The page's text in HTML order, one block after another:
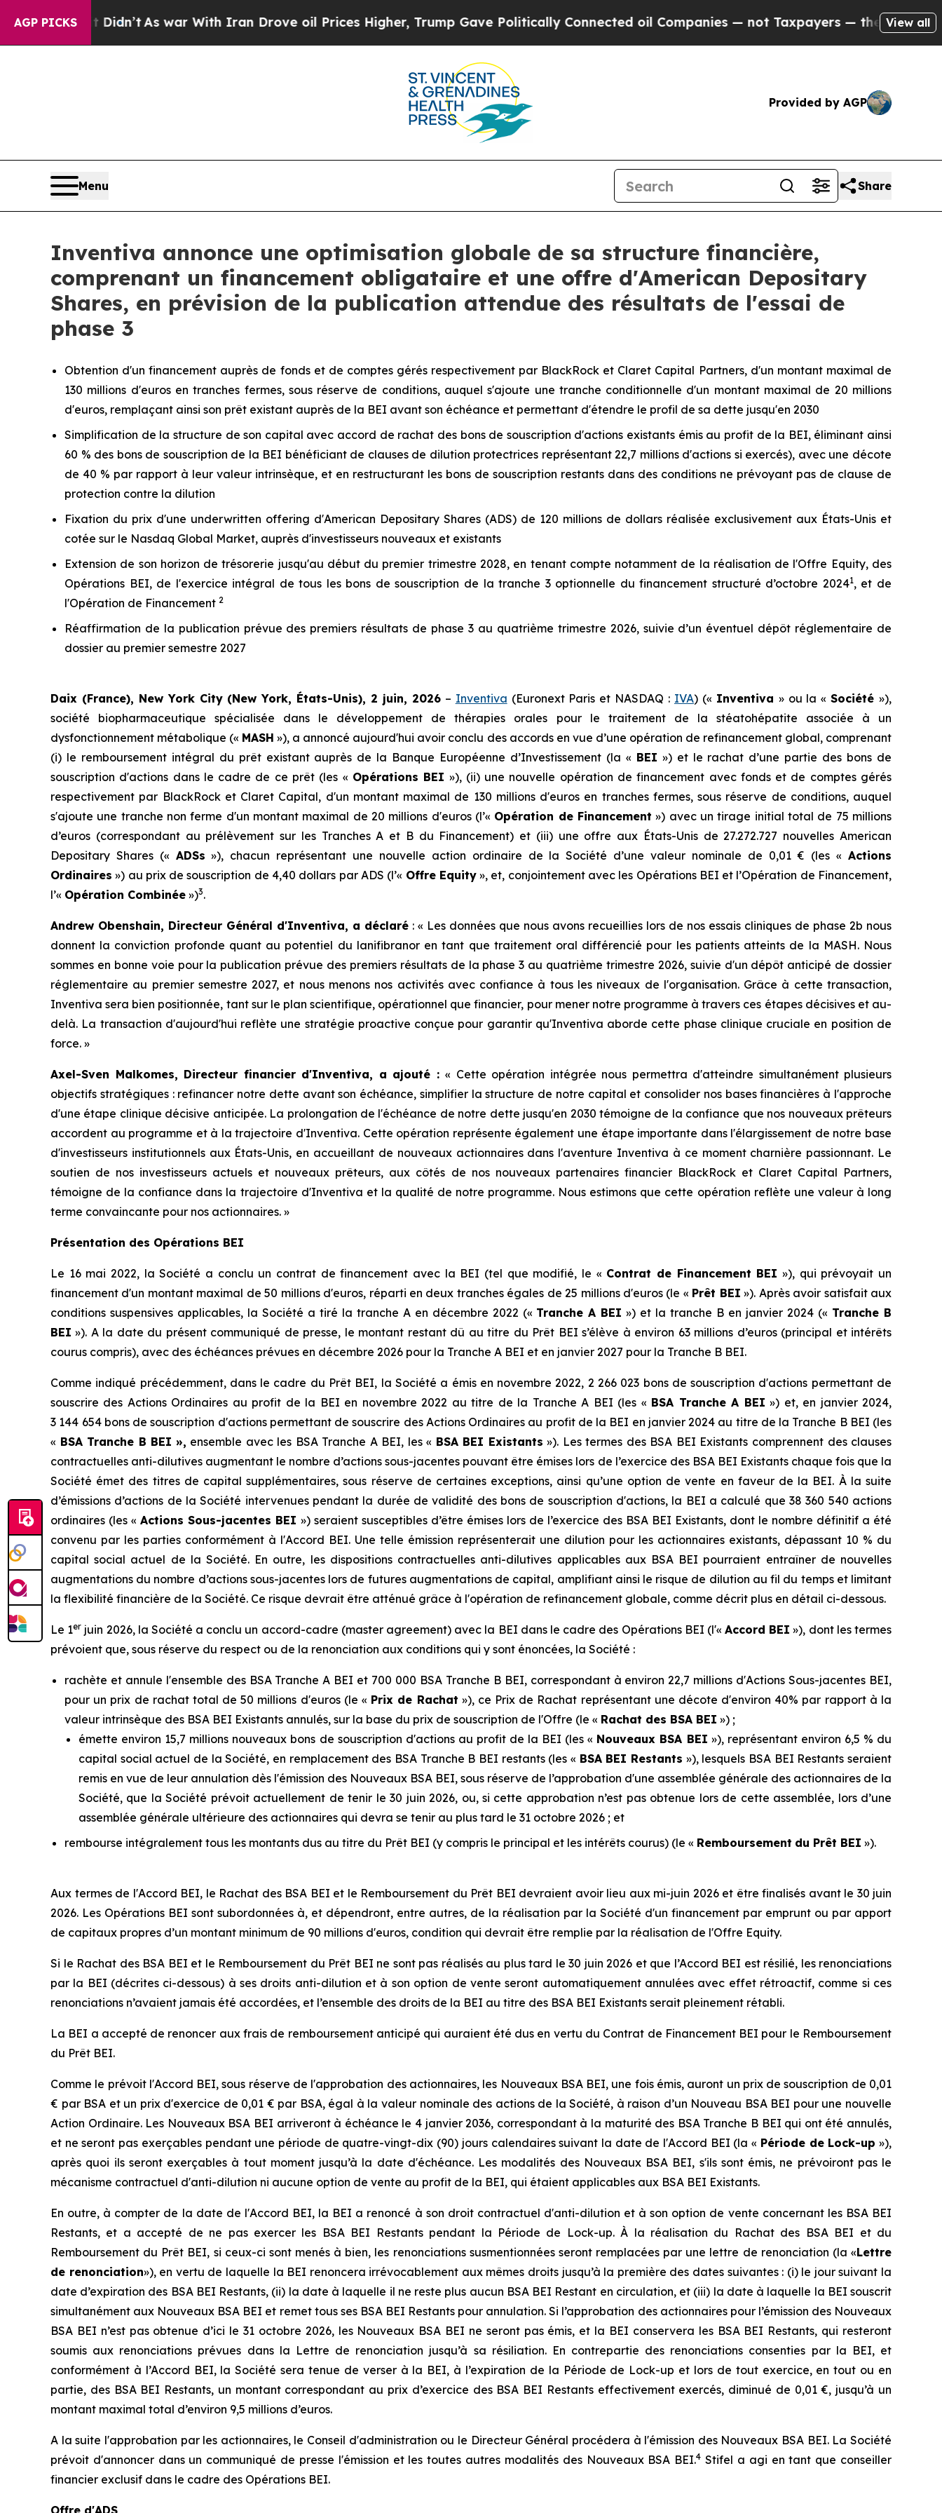
AGP PICKS
Didn’tAs war With Iran Drove oil Prices Higher, Trump Gave Politically Connected oil Companies — not Taxpayers — the Chance to Cash in on
View all
Provided by AGP
Menu Share
Inventiva annonce une optimisation globale de sa structure financière,
comprenant un financement obligataire et une offre d'American Depositary
Shares, en prévision de la publication attendue des résultats de l'essai de
phase 3
Obtention d'un financement auprès de fonds et de comptes gérés respectivement par BlackRock et Claret Capital Partners, d'un montant maximal de
130 millions d'euros en tranches fermes, sous réserve de conditions, auquel s'ajoute une tranche conditionnelle d'un montant maximal de 20 millions
d'euros, remplaçant ainsi son prêt existant auprès de la BEI avant son échéance et permettant d'étendre le profil de sa dette jusqu'en 2030
Simplification de la structure de son capital avec accord de rachat des bons de souscription d'actions existants émis au profit de la BEI, éliminant ainsi
60 % des bons de souscription de la BEI bénéficiant de clauses de dilution protectrices représentant 22,7 millions d'actions si exercés), avec une décote
de 40 % par rapport à leur valeur intrinsèque, et en restructurant les bons de souscription restants dans des conditions ne prévoyant pas de clause de
protection contre la dilution
Fixation du prix d'une underwritten offering d'American Depositary Shares (ADS) de 120 millions de dollars réalisée exclusivement aux États-Unis et
cotée sur le Nasdaq Global Market, auprès d'investisseurs nouveaux et existants
Extension de son horizon de trésorerie jusqu'au début du premier trimestre 2028, en tenant compte notamment de la réalisation de l'Offre Equity, des
Opérations BEI, de l'exercice intégral de tous les bons de souscription de la tranche 3 optionnelle du financement structuré d’octobre 20241, et de
l'Opération de Financement 2
Réaffirmation de la publication prévue des premiers résultats de phase 3 au quatrième trimestre 2026, suivie d’un éventuel dépôt réglementaire de
dossier au premier semestre 2027
Daix (France), New York City (New York, États-Unis), 2 juin, 2026– Inventiva (Euronext Paris et NASDAQ : IVA) (« Inventiva » ou la «Société»),
société biopharmaceutique spécialisée dans le développement de thérapies orales pour le traitement de la stéatohépatite associée à un
dysfonctionnement métabolique (« MASH »), a annoncé aujourd'hui avoir conclu des accords en vue d’une opération de refinancement global, comprenant
(i) le remboursement intégral du prêt existant auprès de la Banque Européenne d’Investissement (la « BEI ») et le rachat d’une partie des bons de
souscription d'actions dans le cadre de ce prêt (les « Opérations BEI »), (ii) une nouvelle opération de financement avec fonds et de comptes gérés
respectivement par BlackRock et Claret Capital, d'un montant maximal de 130 millions d'euros en tranches fermes, sous réserve de conditions, auquel
s'ajoute une tranche non ferme d'un montant maximal de 20 millions d'euros (l’« Opération de Financement ») avec un tirage initial total de 75 millions
d’euros (correspondant au prélèvement sur les Tranches A et B du Financement) et (iii) une offre aux États-Unis de 27.272.727 nouvelles American
Depositary Shares(« ADSs »), chacun représentant une nouvelle action ordinaire de la Société d’une valeur nominale de 0,01 € (les «Actions
Ordinaires ») au prix de souscription de 4,40 dollars par ADS (l’« Offre Equity», et, conjointement avec les Opérations BEI et l’Opération de Financement,
l’« Opération Combinée »)3.
Andrew Obenshain, Directeur Général d'Inventiva, a déclaré : « Les données que nous avons recueillies lors de nos essais cliniques de phase 2b nous
donnent la conviction profonde quant au potentiel du lanifibranor en tant que traitement oral différencié pour les patients atteints de la MASH. Nous
sommes en bonne voie pour la publication prévue des premiers résultats de la phase 3 au quatrième trimestre 2026, suivie d'un dépôt anticipé de dossier
réglementaire au premier semestre 2027, et nous menons nos activités avec confiance à tous les niveaux de l'organisation. Grâce à cette transaction,
Inventiva sera bien positionnée, tant sur le plan scientifique, opérationnel que financier, pour mener notre programme à travers ces étapes décisives et au-
delà. La transaction d'aujourd'hui reflète une stratégie proactive conçue pour garantir qu'Inventiva aborde cette phase clinique cruciale en position de
force. »
Axel-Sven Malkomes, Directeur financier d'Inventiva, a ajouté : « Cette opération intégrée nous permettra d'atteindre simultanément plusieurs
objectifs stratégiques : refinancer notre dette avant son échéance, simplifier la structure de notre capital et consolider nos bases financières à l'approche
d'une étape clinique décisive anticipée. La prolongation de l'échéance de notre dette jusqu'en 2030 témoigne de la confiance que nos nouveaux prêteurs
accordent au programme et à la trajectoire d'Inventiva. Cette opération représente également une étape importante dans l'élargissement de notre base
d'investisseurs institutionnels aux États-Unis, en accueillant de nouveaux actionnaires dans l'aventure Inventiva à ce moment charnière passionnant. Le
soutien de nos investisseurs actuels et nouveaux prêteurs, aux côtés de nos nouveaux partenaires financier BlackRock et Claret Capital Partners,
témoigne de la confiance dans la trajectoire d'Inventiva et la qualité de notre programme. Nous estimons que cette opération reflète une valeur à long
terme convaincante pour nos actionnaires. »
Présentation des Opérations BEI
Le 16 mai 2022, la Société a conclu un contrat de financement avec la BEI (tel que modifié, le « Contrat de Financement BEI »), qui prévoyait un
financement d'un montant maximal de 50 millions d'euros, réparti en deux tranches égales de 25 millions d'euros (le « Prêt BEI »). Après avoir satisfait aux
conditions suspensives applicables, la Société a tiré la tranche A en décembre 2022 (« Tranche A BEI ») et la tranche B en janvier 2024 (« Tranche B
BEI »). A la date du présent communiqué de presse, le montant restant dû au titre du Prêt BEI s’élève à environ 63 millions d’euros (principal et intérêts
courus compris), avec des échéances prévues en décembre 2026 pour la Tranche A BEI et en janvier 2027 pour la Tranche B BEI.
Comme indiqué précédemment, dans le cadre du Prêt BEI, la Société a émis en novembre 2022, 2 266 023 bons de souscription d'actions permettant de
souscrire des Actions Ordinaires au profit de la BEI en novembre 2022 au titre de la Tranche A BEI (les « BSA Tranche A BEI ») et, en janvier 2024,
3 144 654 bons de souscription d'actions permettant de souscrire des Actions Ordinaires au profit de la BEI en janvier 2024 au titre de la Tranche B BEI (les
« BSA Tranche B BEI », ensemble avec les BSA Tranche A BEI, les « BSA BEI Existants »). Les termes des BSA BEI Existants comprennent des clauses
contractuelles anti-dilutives augmentant le nombre d’actions sous-jacentes pouvant être émises lors de l’exercice des BSA BEI Existants chaque fois que la
Société émet des titres de capital supplémentaires, sous réserve de certaines exceptions, ainsi qu’une option de vente en faveur de la BEI. À la suite
d’émissions d’actions de la Société intervenues pendant la durée de validité des bons de souscription d'actions, la BEI a calculé que 38 360 540 actions
ordinaires (les « Actions Sous-jacentes BEI ») seraient susceptibles d’être émises lors de l’exercice des BSA BEI Existants, dont le nombre définitif a été
convenu par les parties conformément à l'Accord BEI. Une telle émission représenterait une dilution pour les actionnaires existants, dépassant 10 % du
capital social actuel de la Société. En outre, les dispositions contractuelles anti-dilutives applicables aux BSA BEI pourraient entraîner de nouvelles
augmentations du nombre d’actions sous-jacentes lors de futures augmentations de capital, amplifiant ainsi le risque de dilution au fil du temps et limitant
la flexibilité financière de la Société. Ce risque devrait être atténué grâce à l'opération de refinancement globale, comme décrit plus en détail ci-dessous.
Le 1er juin 2026, la Société a conclu un accord-cadre (master agreement) avec la BEI dans le cadre des Opérations BEI (l'«Accord BEI »), dont les termes
prévoient que, sous réserve du respect ou de la renonciation aux conditions qui y sont énoncées, la Société :
rachète et annule l'ensemble des BSA Tranche A BEI et 700 000 BSA Tranche B BEI, correspondant à environ 22,7 millions d'Actions Sous-jacentes BEI,
pour un prix de rachat total de 50 millions d'euros (le « Prix de Rachat »), ce Prix de Rachat représentant une décote d'environ 40% par rapport à la
valeur intrinsèque des BSA BEI Existants annulés, sur la base du prix de souscription de l'Offre (le « Rachat des BSA BEI ») ;
émette environ 15,7 millions nouveaux bons de souscription d'actions au profit de la BEI (les « Nouveaux BSA BEI »), représentant environ 6,5 % du
capital social actuel de la Société, en remplacement des BSA Tranche B BEI restants (les « BSA BEI Restants »), lesquels BSA BEI Restants seraient
remis en vue de leur annulation dès l'émission des Nouveaux BSA BEI, sous réserve de l’approbation d'une assemblée générale des actionnaires de la
Société, que la Société prévoit actuellement de tenir le 30 juin 2026, ou, si cette approbation n’est pas obtenue lors de cette assemblée, lors d’une
assemblée générale ultérieure des actionnaires qui devra se tenir au plus tard le 31 octobre 2026 ; et
rembourse intégralement tous les montants dus au titre du Prêt BEI (y compris le principal et les intérêts courus) (le « Remboursement du Prêt BEI »).
Aux termes de l'Accord BEI, le Rachat des BSA BEI et le Remboursement du Prêt BEI devraient avoir lieu aux mi-juin 2026 et être finalisés avant le 30 juin
2026. Les Opérations BEI sont subordonnées à, et dépendront, entre autres, de la réalisation par la Société d'un financement par emprunt ou par apport
de capitaux propres d’un montant minimum de 90 millions d'euros, condition qui devrait être remplie par la réalisation de l'Offre Equity.
Si le Rachat des BSA BEI et le Remboursement du Prêt BEI ne sont pas réalisés au plus tard le 30 juin 2026 et que l’Accord BEI est résilié, les renonciations
par la BEI (décrites ci-dessous) à ses droits anti-dilution et à son option de vente seront automatiquement annulées avec effet rétroactif, comme si ces
renonciations n’avaient jamais été accordées, et l’ensemble des droits de la BEI au titre des BSA BEI Existants serait pleinement rétabli.
La BEI a accepté de renoncer aux frais de remboursement anticipé qui auraient été dus en vertu du Contrat de Financement BEI pour le Remboursement
du Prêt BEI.
Comme le prévoit l'Accord BEI, sous réserve de l'approbation des actionnaires, les Nouveaux BSA BEI, une fois émis, auront un prix de souscription de 0,01
€ par BSA et un prix d'exercice de 0,01 € par BSA, égal à la valeur nominale des actions de la Société, à raison d’un Nouveau BSA BEI pour une nouvelle
Action Ordinaire. Les Nouveaux BSA BEI arriveront à échéance le 4 janvier 2036, correspondant à la maturité des BSA Tranche B BEI qui ont été annulés,
et ne seront pas exerçables pendant une période de quatre-vingt-dix (90) jours calendaires suivant la date de l'Accord BEI (la « Période de Lock-up »),
après quoi ils seront exerçables à tout moment jusqu’à la date d'échéance. Les modalités des Nouveaux BSA BEI, s'ils sont émis, ne prévoiront pas le
mécanisme contractuel d'anti-dilution ni aucune option de vente au profit de la BEI, qui étaient applicables aux BSA BEI Existants.
En outre, à compter de la date de l'Accord BEI, la BEI a renoncé à son droit contractuel d'anti-dilution et à son option de vente concernant les BSA BEI
Restants, et a accepté de ne pas exercer les BSA BEI Restants pendant la Période de Lock-up. À la réalisation du Rachat des BSA BEI et du
Remboursement du Prêt BEI, si ceux-ci sont menés à bien, les renonciations susmentionnées seront remplacées par une lettre de renonciation (la «Lettre
de renonciation»), en vertu de laquelle la BEI renoncera irrévocablement aux mêmes droits jusqu’à la première des dates suivantes : (i) le jour suivant la
date d’expiration des BSA BEI Restants, (ii) la date à laquelle il ne reste plus aucun BSA BEI Restant en circulation, et (iii) la date à laquelle la BEI souscrit
simultanément aux Nouveaux BSA BEI et remet tous ses BSA BEI Restants pour annulation. Si l’approbation des actionnaires pour l’émission des Nouveaux
BSA BEI n’est pas obtenue d’ici le 31 octobre 2026, les Nouveaux BSA BEI ne seront pas émis, et la BEI conservera les BSA BEI Restants, qui resteront
soumis aux renonciations prévues dans la Lettre de renonciation jusqu’à sa résiliation. En contrepartie des renonciations consenties par la BEI, et
conformément à l’Accord BEI, la Société sera tenue de verser à la BEI, à l’expiration de la Période de Lock-up et lors de tout exercice, en tout ou en
partie, des BSA BEI Restants, un montant correspondant au prix d’exercice des BSA BEI Restants effectivement exercés, diminué de 0,01 €, jusqu’à un
montant maximal total d’environ 9,5 millions d’euros.
A la suite l'approbation par les actionnaires, le Conseil d'administration ou le Directeur Général procédera à l'émission des Nouveaux BSA BEI. La Société
prévoit d'annoncer dans un communiqué de presse l'émission et les toutes autres modalités des Nouveaux BSA BEI.4 Stifel a agi en tant que conseiller
financier exclusif dans le cadre des Opérations BEI.
Offre d'ADS